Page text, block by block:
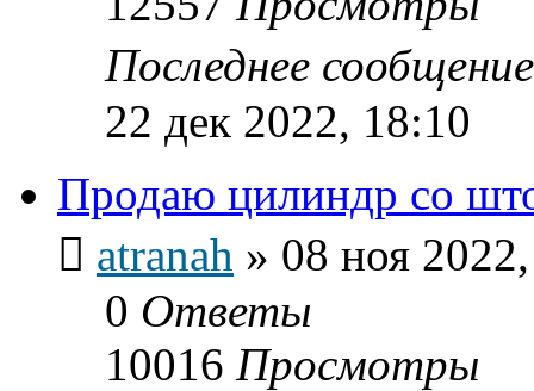
Последнее
22 дек 2022, 18:10
Продаю цилиндр со
atranah » 08 ноя
0 Ответы
10016 Просмотры